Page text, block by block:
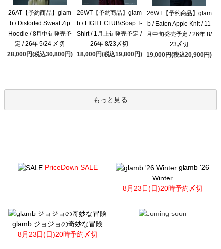
26AT【予約商品】glam
b / Distorted Sweat Zip
Hoodie / 8月中旬発売予
定 / 26年 5/24 〆切
28,000円(税込30,800円)
26WT【予約商品】glam
b / FIGHT CLUB/Soap T-
Shirt / 1月上旬発売予定 /
26年 8/23〆切
18,000円(税込19,800円)
26WT【予約商品】glam
b / Eaten Apple Knit / 11
月中旬発売予定 / 26年 8/
23〆切
19,000円(税込20,900円)
もっと見る
PriceDown SALE
glamb '26
Winter
8月23日(日)20時予約〆切
glamb ジョジョの奇妙な冒険
8月23日(日)20時予約〆切